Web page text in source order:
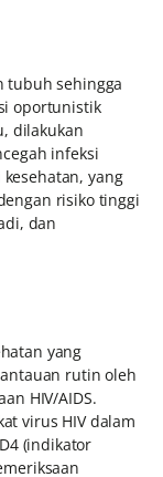
tubuh sehingga
oportunistik
dilakukan
infeksi
yang
risiko tinggi
dan
yang
rutin oleh
HIV/AIDS.
virus HIV dalam
(indikator